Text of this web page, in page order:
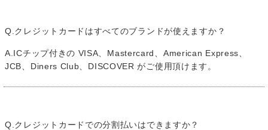
Q.クレジットカードはすべてのブランドが使えますか？
A.ICチップ付きの VISA、Mastercard、American Express、
JCB、Diners Club、DISCOVER がご使用頂けます。
Q.クレジットカードでの分割払いはできますか？